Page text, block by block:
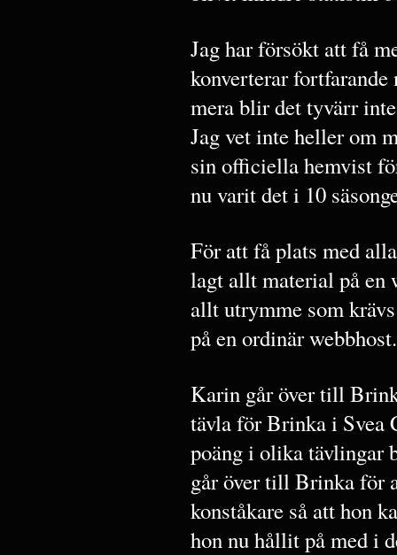
Jag har försökt att få
konverterar
mera blir det tyvärr
Jag vet inte heller om
sin officiella hemvist
nu varit det i 10
För att få plats med
lagt allt material på en
allt utrymme som
på en ordinär webbhost.
Karin går över till
tävla för Brinka i Svea
poäng i olika
går över till Brinka för
konståkare så att hon
hon nu hållit på med i